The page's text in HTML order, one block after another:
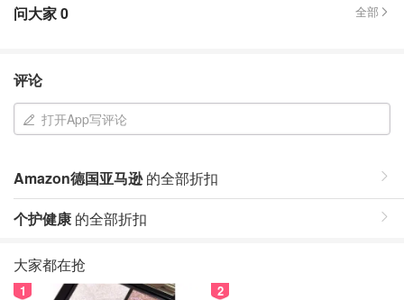
问大家0 全部
评论
打开App写评论
Amazon德国亚马逊的全部折扣
个护健康 的全部折扣
大家都在抢
1 2